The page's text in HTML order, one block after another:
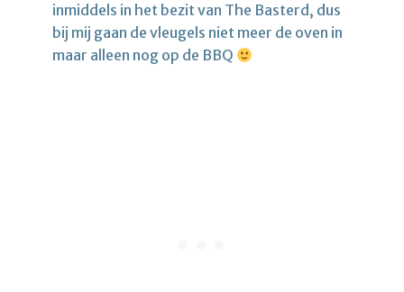
inmiddels in het bezit van The Basterd, dus
bij mij gaan de vleugels niet meer de oven in
maar alleen nog op de BBQ